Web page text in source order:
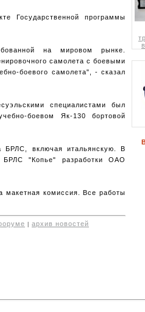
Государственной программы
на мировом рынке.
самолета с боевыми
боевого самолета", - сказал
специалистами был
боевом Як-130 бортовой
БРЛС, включая итальянскую. В
БРЛС "Копье" разработки ОАО
комиссия. Все работы
архив новостей